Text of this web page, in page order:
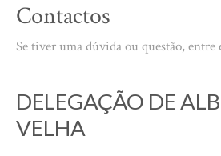
Contactos
Se tiver uma dúvida ou questão, entre
DELEGAÇÃO DE
VELHA